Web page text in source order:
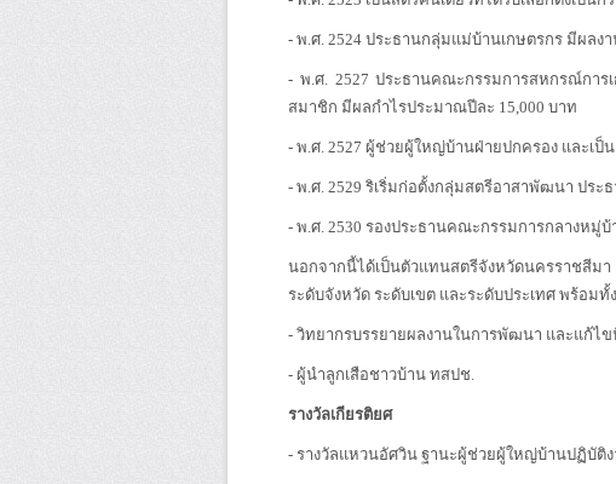
- พ.ศ. 2524 ประธานกลุ่มแม่บ้านเกษตรกร มีผล
- พ.ศ. 2527 ประธานคณะกรรมการสหกรณ์กา
สมาชิก มีผลกำไรประมาณปีละ 15,000 บาท
- พ.ศ. 2527 ผู้ช่วยผู้ใหญ่บ้านฝ่ายปกครอง และเ
- พ.ศ. 2529 ริเริ่มก่อตั้งกลุ่มสตรีอาสาพัฒนา ปร
- พ.ศ. 2530 รองประธานคณะกรรมการกลางหมู่
นอกจากนี้ได้เป็นตัวแทนสตรีจังหวัดนครราชสีมา
ระดับจังหวัด ระดับเขต และระดับประเทศ พร้อม
- วิทยากรบรรยายผลงานในการพัฒนา และแก้
- ผู้นำลูกเสือชาวบ้าน ทสปช.
รางวัลเกียรติยศ
- รางวัลแหวนอัศวิน ฐานะผู้ช่วยผู้ใหญ่บ้านปฏิบัติ